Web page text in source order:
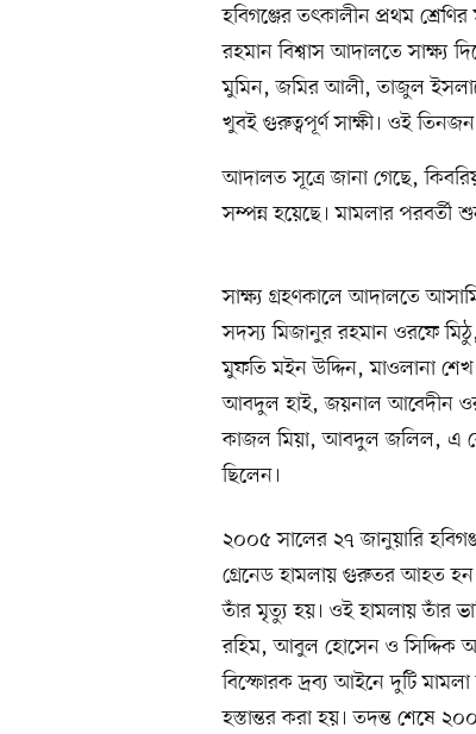
হবিগঞ্জের তৎকালীন প্রথম
রহমান বিশ্বাস আদালতে সাক্ষ্য
মুমিন, জমির আলী, তাজুল
খুবই গুরুত্বপূর্ণ সাক্ষী। ওই
আদালত সূত্রে জানা গেছে,
সম্পন্ন হয়েছে। মামলার পরবর্তী
সাক্ষ্য গ্রহণকালে আদালতে
সদস্য মিজানুর রহমান ওরফে
মুফতি মইন উদ্দিন, মাওলানা
আবদুল হাই, জয়নাল আবেদীন
কাজল মিয়া, আবদুল জলিল, এ
ছিলেন।
২০০৫ সালের ২৭ জানুয়ারি
গ্রেনেড হামলায় গুরুতর আহত হন
তাঁর মৃত্যু হয়। ওই হামলায় তাঁর
রহিম, আবুল হোসেন ও সিদ্দিক
বিস্ফোরক দ্রব্য আইনে দুটি
হস্তান্তর করা হয়। তদন্ত শেষে